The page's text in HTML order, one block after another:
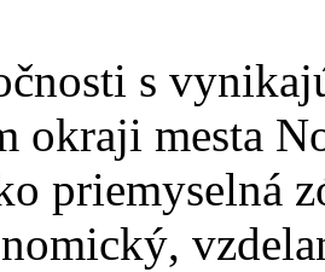
s
okraji mesta
priemyselná